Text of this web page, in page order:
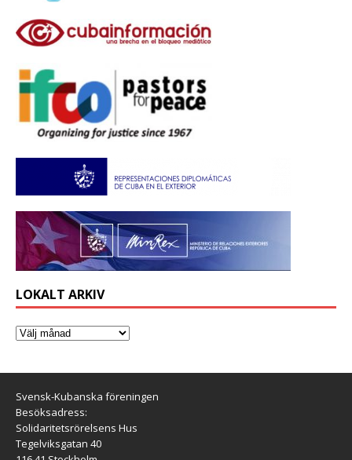
LOKALT ARKIV
Svensk-Kubanska föreningen
Besöksadress:
Solidaritetsrörelsens Hus
Tegelviksgatan 40